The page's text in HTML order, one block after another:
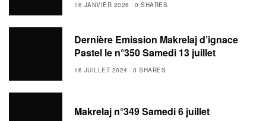
16 JANVIER 2026 0 SHARES
Dernière Emission Makrelaj d’ignace
Pastel le n°350 Samedi 13 juillet
16 JUILLET 2024 0 SHARES
Makrelaj n°349 Samedi 6 juillet